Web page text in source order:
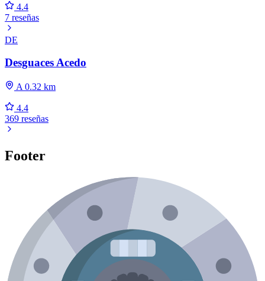
4.4
7 reseñas
DE
Desguaces Acedo
A 0.32 km
4.4
369 reseñas
Footer